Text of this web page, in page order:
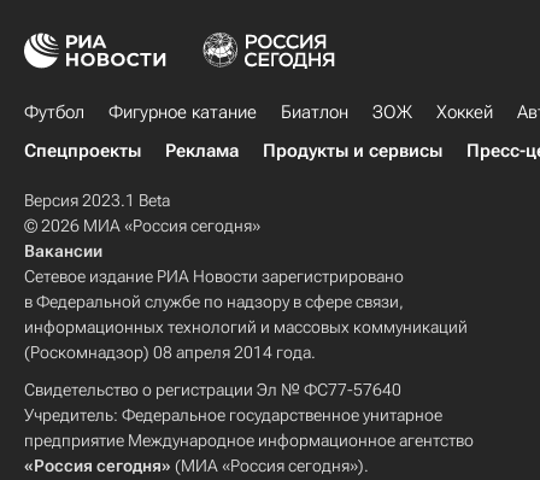
Футбол Фигурное катание Биатлон ЗОЖ Хоккей
Спецпроекты
Реклама Продукты и сервисы Пресс-
Версия 2023.1 Beta
© 2026 МИА «Россия сегодня»
Вакансии
Сетевое издание РИА Новости зарегистрировано
в Федеральной службе по надзору в сфере связи,
информационных технологий и массовых коммуникаций
(Роскомнадзор) 08 апреля 2014 года.
Свидетельство о регистрации Эл № ФС77-57640
Учредитель: Федеральное государственное унитарное
предприятие Международное информационное агентство
«Россия сегодня» (МИА «Россия сегодня»).